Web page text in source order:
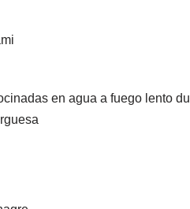
en agua a fuego lento